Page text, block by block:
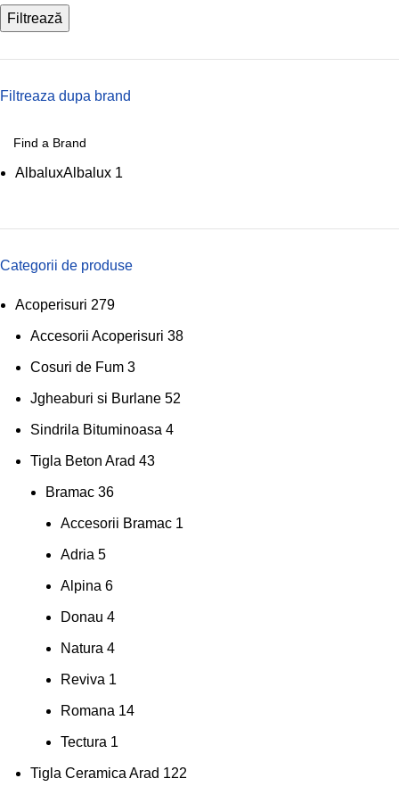
Filtrează
Filtreaza dupa brand
AlbaluxAlbalux 1
Categorii de produse
Acoperisuri 279
Accesorii Acoperisuri 38
Cosuri de Fum 3
Jgheaburi si Burlane 52
Sindrila Bituminoasa 4
Tigla Beton Arad 43
Bramac 36
Accesorii Bramac 1
Adria 5
Alpina 6
Donau 4
Natura 4
Reviva 1
Romana 14
Tectura 1
Tigla Ceramica Arad 122